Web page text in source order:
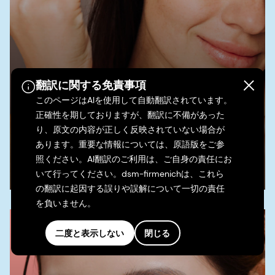
SYN-AKE®
SYN-AKE® is a small synthetic peptide
active ingredient that helps reduce the
appearance of wrinkles and laughter lines.
It’s fast acting, long lasting and fully
reversible.
翻訳に関する免責事項
このページはAIを使用して自動翻訳されています。
正確性を期しておりますが、翻訳に不備があった
り、原文の内容が正しく反映されていない場合が
あります。重要な情報については、原語版をご参
照ください。AI翻訳のご利用は、ご自身の責任にお
いて行ってください。dsm-firmenichは、これら
の翻訳に起因する誤りや誤解について一切の責任
を負いません。
二度と表示しない 閉じる